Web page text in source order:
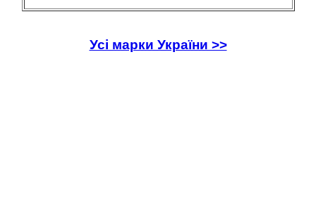
Усі марки України >>